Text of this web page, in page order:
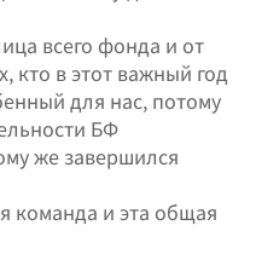
всего фонда и от
кто в этот важный год
для нас, потому
БФ
же завершился
команда и эта общая